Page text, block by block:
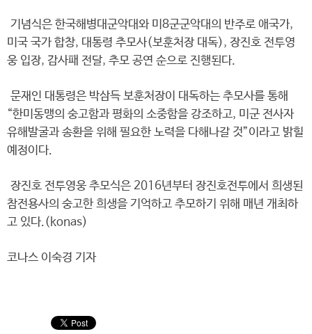
기념식은 한국해병대군악대와 미8군군악대의 반주로 애국가,
미국 국가 합창, 대통령 추모사(보훈처장 대독), 장진호 전투영
웅 입장, 감사패 전달, 추모 공연 순으로 진행된다.
문재인 대통령은 박삼득 보훈처장이 대독하는 추모사를 통해
“한미동맹의 숭고함과 평화의 소중함을 강조하고, 미군 전사자
유해발굴과 송환을 위해 필요한 노력을 다해나갈 것”이라고 밝힐
예정이다.
장진호 전투영웅 추모식은 2016년부터 장진호전투에서 희생된
참전용사의 숭고한 희생을 기억하고 추모하기 위해 매년 개최하
고 있다.(konas)
코나스 이숙경 기자